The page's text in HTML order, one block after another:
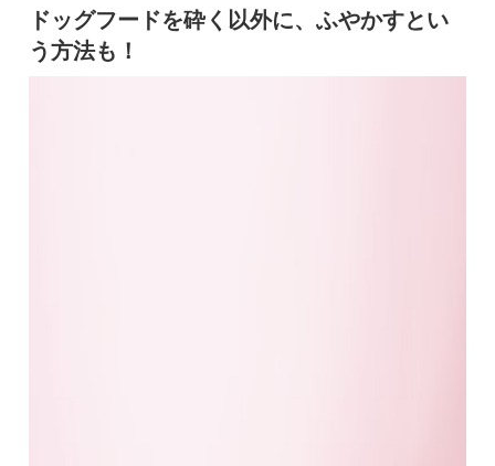
ドッグフードを砕く以外に、ふやかすとい
う方法も！